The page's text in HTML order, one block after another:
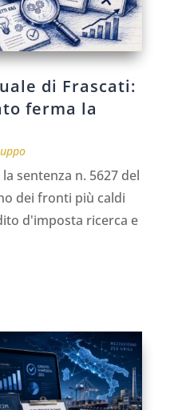
di Frascati:
ferma la
sentenza n. 5627 del
dei fronti più caldi
d'imposta ricerca e